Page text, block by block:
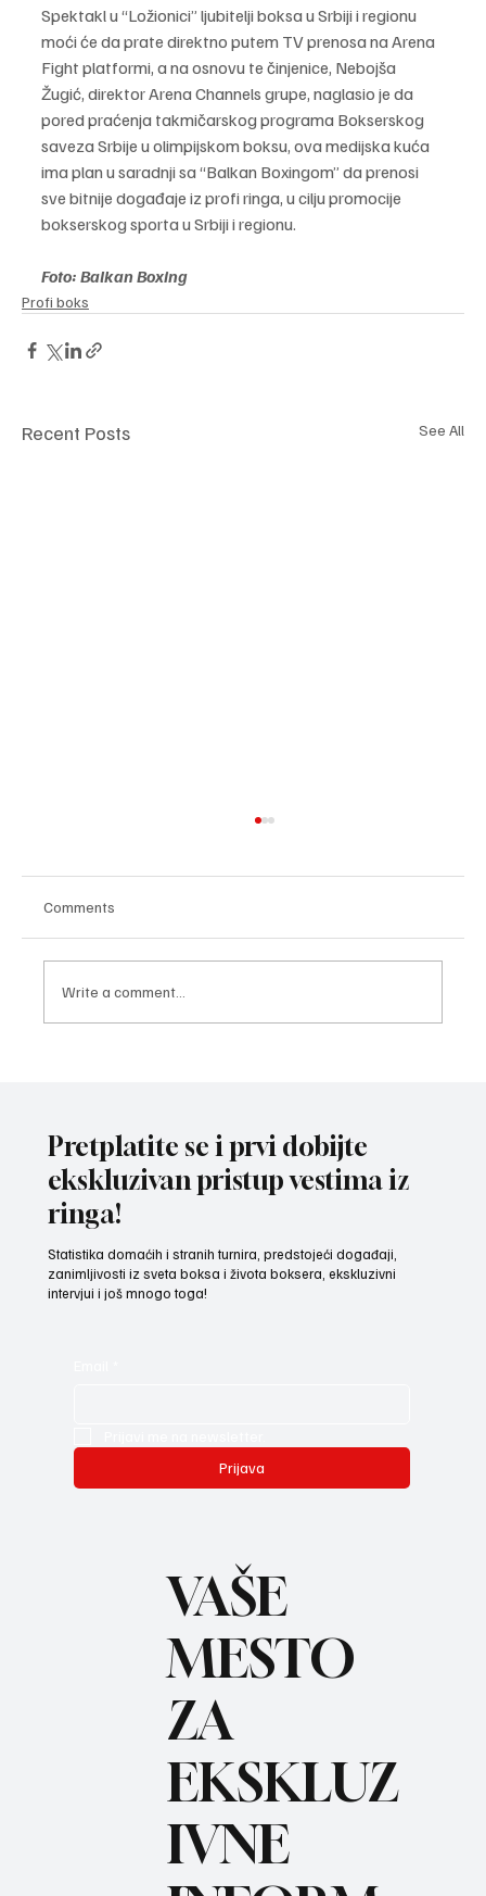
Spektakl u “Ložionici” ljubitelji boksa u Srbiji i regionu
moći će da prate direktno putem TV prenosa na Arena
Fight platformi, a na osnovu te činjenice, Nebojša
Žugić, direktor Arena Channels grupe, naglasio je da
pored praćenja takmičarskog programa Bokserskog
saveza Srbije u olimpijskom boksu, ova medijska kuća
ima plan u saradnji sa “Balkan Boxingom” da prenosi
sve bitnije događaje iz profi ringa, u cilju promocije
bokserskog sporta u Srbiji i regionu.
Foto: Balkan Boxing
Profi boks
Recent Posts See All
Comments
Write a comment...
Pretplatite se i prvi dobijte
ekskluzivan pristup vestima iz
ringa!
Statistika domaćih i stranih turnira, predstojeći događaji,
zanimljivosti iz sveta boksa i života boksera, ekskluzivni
intervjui i još mnogo toga!
Prijava
REC
VAŠE
MESTO
ZA
EKSKLUZ
IVNE